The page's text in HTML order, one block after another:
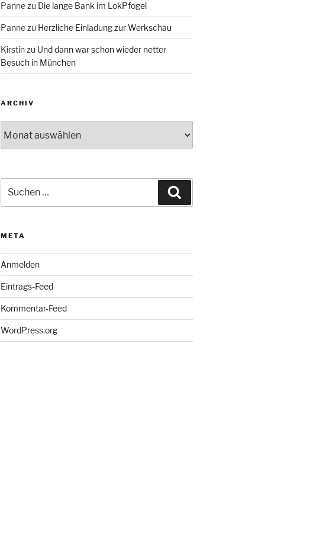
Pannezu Die lange Bank im LokPfogel
Pannezu Herzliche Einladung zur Werkschau
Kirstinzu Und dann war schon wieder netter
Besuch in München
ARCHIV
nach:
META
Anmelden
Eintrags-Feed
Kommentar-Feed
WordPress.org